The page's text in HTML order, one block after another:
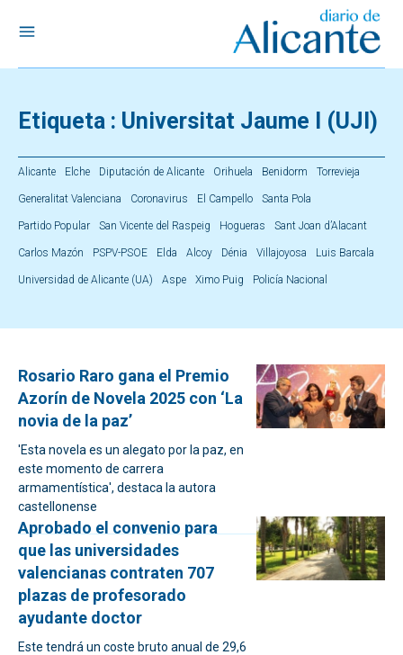
Etiqueta : Universitat Jaume I (UJI)
Alicante Elche Diputación de Alicante Orihuela Benidorm Torrevieja
Generalitat Valenciana Coronavirus El Campello Santa Pola
Partido Popular San Vicente del Raspeig Hogueras Sant Joan d’Alacant
Carlos Mazón PSPV-PSOE Elda Alcoy Dénia Villajoyosa Luis Barcala
Universidad de Alicante (UA) Aspe Ximo Puig Policía Nacional
Rosario Raro gana el Premio
Azorín de Novela 2025 con ‘La
novia de la paz’
'Esta novela es un alegato por la paz, en
este momento de carrera
armamentística', destaca la autora
castellonense
Aprobado el convenio para
que las universidades
valencianas contraten 707
plazas de profesorado
ayudante doctor
Este tendrá un coste bruto anual de 29,6